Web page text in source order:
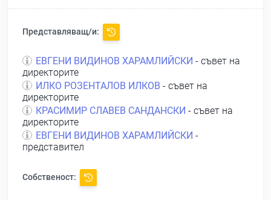
Представляващ/и:
ЕВГЕНИ ВИДИНОВ ХАРАМЛИЙСКИ - съвет на
директорите
ИЛКО РОЗЕНТАЛОВ ИЛКОВ - съвет на
директорите
КРАСИМИР СЛАВЕВ САНДАНСКИ - съвет на
директорите
ЕВГЕНИ ВИДИНОВ ХАРАМЛИЙСКИ -
представител
Собственост: